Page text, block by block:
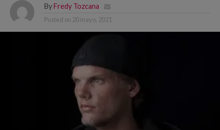
By Fredy Tozcana
Posted on 20 mayo, 2021